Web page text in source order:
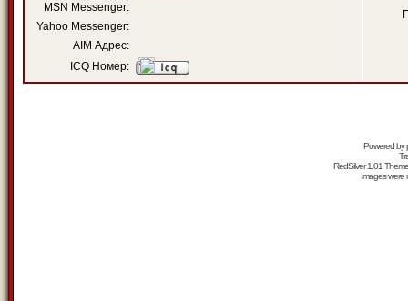
MSN Messenger:
Yahoo Messenger:
AIM Адрес:
ICQ Номер:
Powered by
RedSilver 1.01
Images were